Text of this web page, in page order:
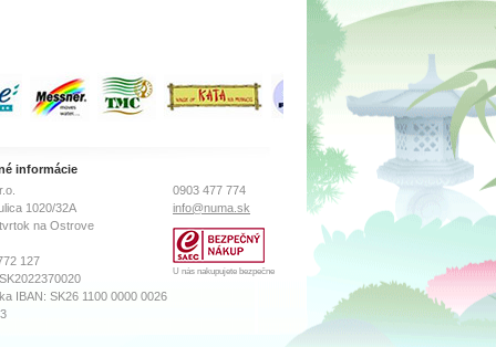
informácie
0903 477 774
info@numa.sk
U nás nakupujete bezpečne
1020/32A
na Ostrove
127
IBAN: SK26 1100 0000 0026